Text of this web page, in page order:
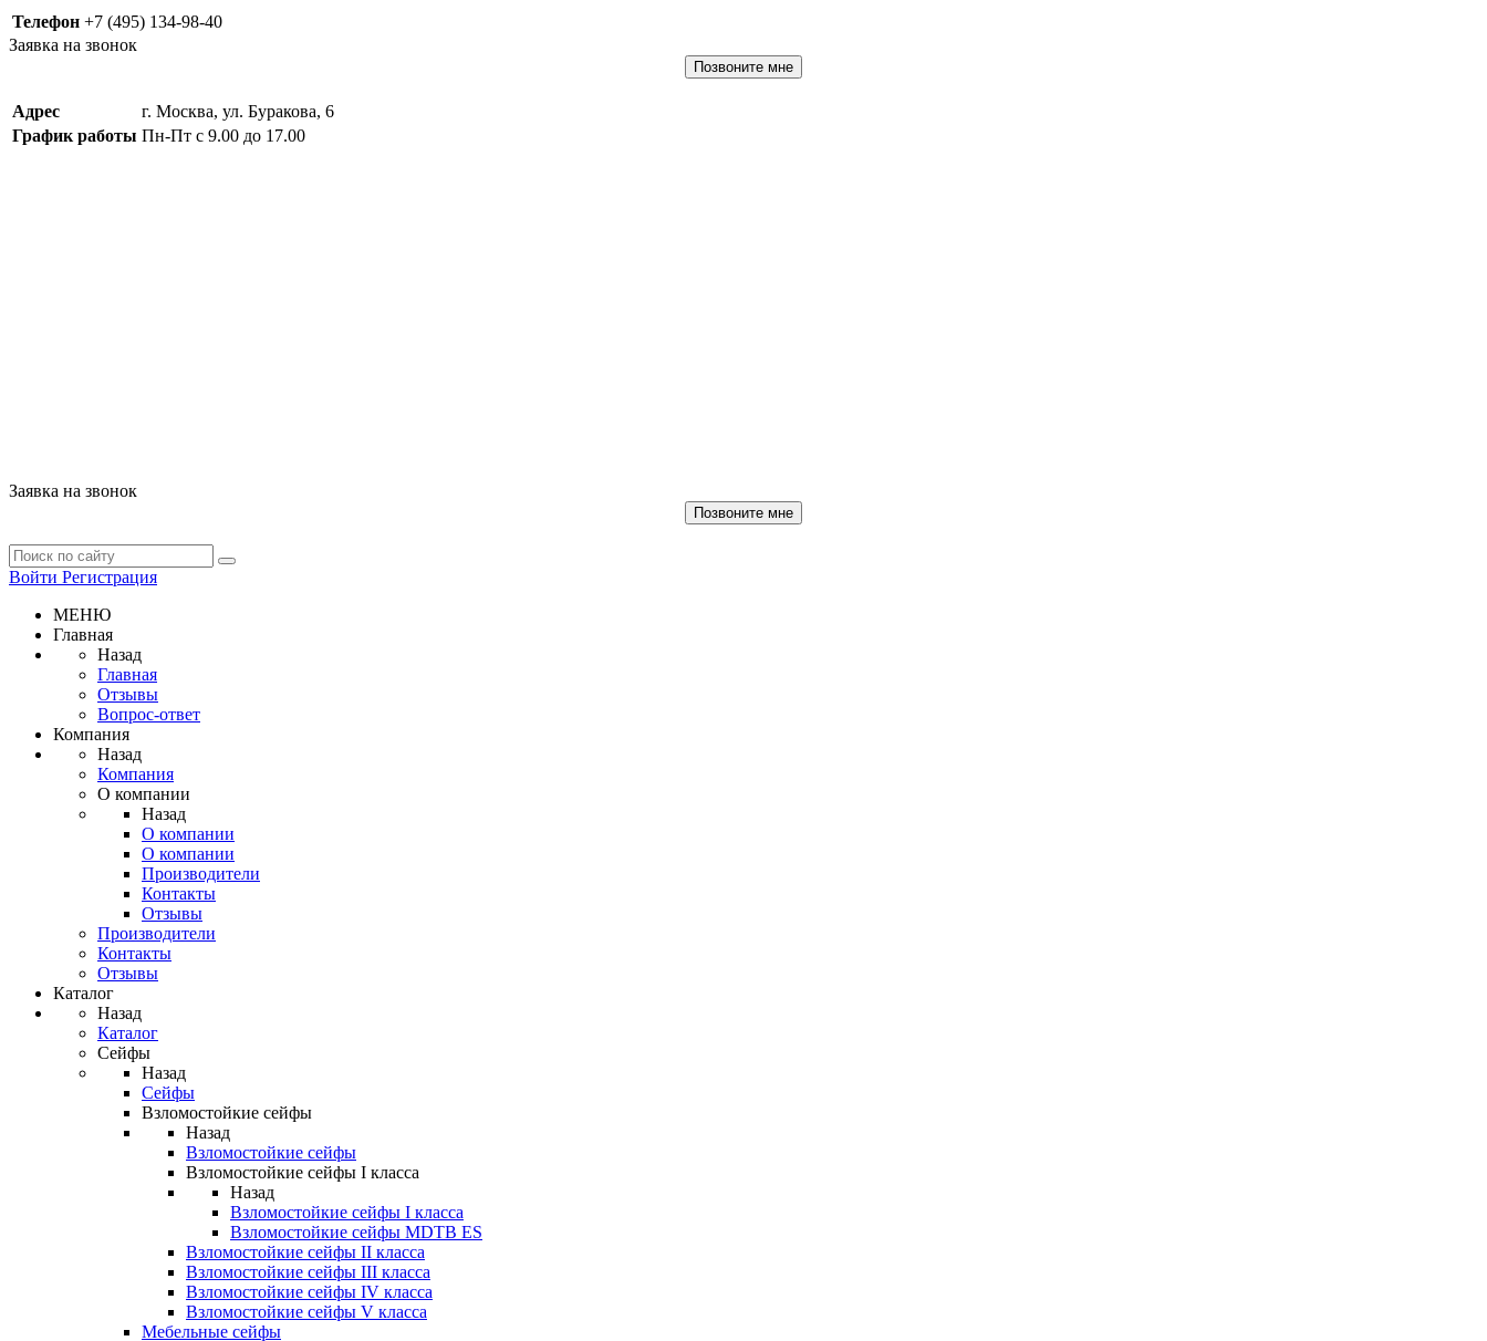
Телефон +7 (495) 134-98-40
Заявка на звонок
Позвоните мне
Адрес
г. Москва, ул. Буракова, 6
График работы Пн-Пт с 9.00 до 17.00
Заявка на звонок
Позвоните мне
Войти Регистрация
МЕНЮ
Главная
Назад
Главная
Отзывы
Вопрос-ответ
Компания
Назад
Компания
О компании
Назад
О компании
О компании
Производители
Контакты
Отзывы
Производители
Контакты
Отзывы
Каталог
Назад
Каталог
Сейфы
Назад
Сейфы
Взломостойкие сейфы
Назад
Взломостойкие сейфы
Взломостойкие сейфы I класса
Назад
Взломостойкие сейфы I класса
Взломостойкие сейфы MDTB ES
Взломостойкие сейфы II класса
Взломостойкие сейфы III класса
Взломостойкие сейфы IV класса
Взломостойкие сейфы V класса
Мебельные сейфы